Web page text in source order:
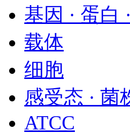
基因 · 蛋白
载体
细胞
感受态 · 菌
ATCC